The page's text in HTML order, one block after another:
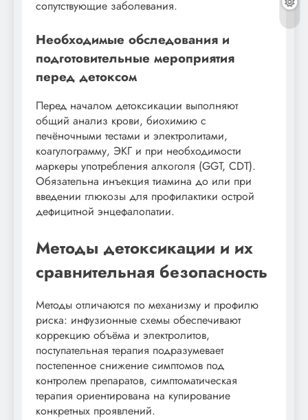
сопутствующие заболевания.
Необходимые обследования и
подготовительные мероприятия
перед детоксом
Перед началом детоксикации выполняют
общий анализ крови, биохимию с
печёночными тестами и электролитами,
коагулограмму, ЭКГ и при необходимости
маркеры употребления алкоголя (GGT, CDT).
Обязательна инъекция тиамина до или при
введении глюкозы для профилактики острой
дефицитной энцефалопатии.
Методы детоксикации и их
сравнительная безопасность
Методы отличаются по механизму и профилю
риска: инфузионные схемы обеспечивают
коррекцию объёма и электролитов,
поступательная терапия подразумевает
постепенное снижение симптомов под
контролем препаратов, симптоматическая
терапия ориентирована на купирование
конкретных проявлений.